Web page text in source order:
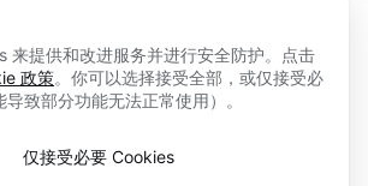
索人工智能基础技术研究有限公司 版权所
号
来提供和改进服务并进行安全防护。点击
政策。你可以选择接受全部，或仅接受必
致部分功能无法正常使用）。
仅接受必要 Cookies